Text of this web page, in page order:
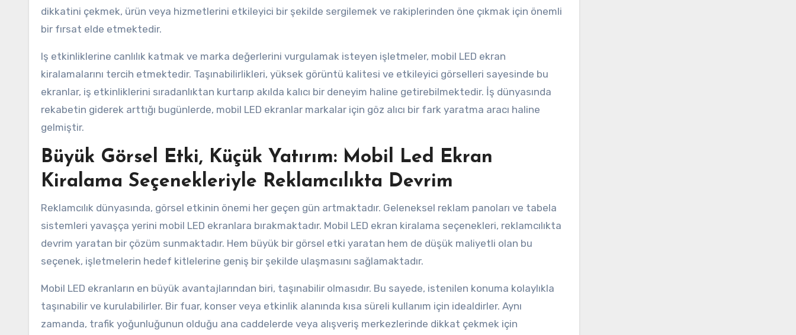
dikkatini çekmek, ürün veya hizmetlerini etkileyici bir şekilde sergilemek ve rakiplerinden öne çıkmak için önemli
bir fırsat elde etmektedir.
Iş etkinliklerine canlılık katmak ve marka değerlerini vurgulamak isteyen işletmeler, mobil LED ekran
kiralamalarını tercih etmektedir. Taşınabilirlikleri, yüksek görüntü kalitesi ve etkileyici görselleri sayesinde bu
ekranlar, iş etkinliklerini sıradanlıktan kurtarıp akılda kalıcı bir deneyim haline getirebilmektedir. İş dünyasında
rekabetin giderek arttığı bugünlerde, mobil LED ekranlar markalar için göz alıcı bir fark yaratma aracı haline
gelmiştir.
Büyük Görsel Etki, Küçük Yatırım: Mobil Led Ekran
Kiralama Seçenekleriyle Reklamcılıkta Devrim
Reklamcılık dünyasında, görsel etkinin önemi her geçen gün artmaktadır. Geleneksel reklam panoları ve tabela
sistemleri yavaşça yerini mobil LED ekranlara bırakmaktadır. Mobil LED ekran kiralama seçenekleri, reklamcılıkta
devrim yaratan bir çözüm sunmaktadır. Hem büyük bir görsel etki yaratan hem de düşük maliyetli olan bu
seçenek, işletmelerin hedef kitlelerine geniş bir şekilde ulaşmasını sağlamaktadır.
Mobil LED ekranların en büyük avantajlarından biri, taşınabilir olmasıdır. Bu sayede, istenilen konuma kolaylıkla
taşınabilir ve kurulabilirler. Bir fuar, konser veya etkinlik alanında kısa süreli kullanım için idealdirler. Aynı
zamanda, trafik yoğunluğunun olduğu ana caddelerde veya alışveriş merkezlerinde dikkat çekmek için